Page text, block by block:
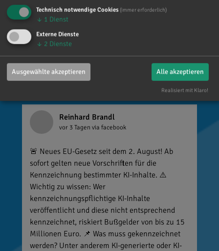
Reinhard Brandl
vor 3 Tagen via facebook
🚨 Neues EU-Gesetz seit dem 2. August! Ab
sofort gelten neue Vorschriften für die
Kennzeichnung bestimmter KI-Inhalte. ⚠️
Wichtig zu wissen: Wer
kennzeichnungspflichtige KI-Inhalte
veröffentlicht und diese nicht entsprechend
kennzeichnet, riskiert Bußgelder von bis zu 15
Millionen Euro. 📌 Was muss gekennzeichnet
werden? Unter anderem KI-generierte oder KI-
Technisch notwendige Cookies (immer erforderlich)
↓ 1 Dienst
Externe Dienste
↓ 2 Dienste
Ausgewählte akzeptieren Alle akzeptieren
Realisiert mit Klaro!